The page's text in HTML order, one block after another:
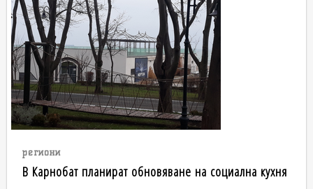
региони
В Карнобат планират обновяване на социална кухня